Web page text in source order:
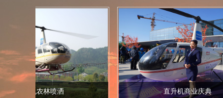
机农林喷洒 直升机商业庆典